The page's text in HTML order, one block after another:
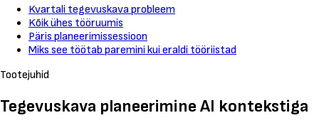
Kvartali tegevuskava probleem
Kõik ühes tööruumis
Päris planeerimissessioon
Miks see töötab paremini kui eraldi tööriistad
Tootejuhid
Tegevuskava planeerimine AI kontekstiga